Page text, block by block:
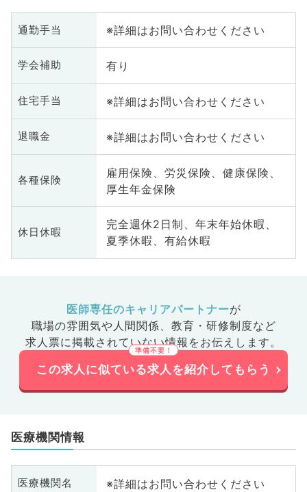
通勤手当 ※詳細はお問い合わせください
学会補助 有り
住宅手当 ※詳細はお問い合わせください
退職金 ※詳細はお問い合わせください
各種保険
雇用保険、労災保険、健康保険、
厚生年金保険
休日休暇
完全週休2日制、年末年始休暇、
夏季休暇、有給休暇
医師専任のキャリアパートナーが
職場の雰囲気や人間関係、 教育・研修制度など
求人票に掲載されていない情報をお伝えします。
この求人に似ている求人を紹介してもらう
医療機関情報
医療機関名 ※詳細はお問い合わせください